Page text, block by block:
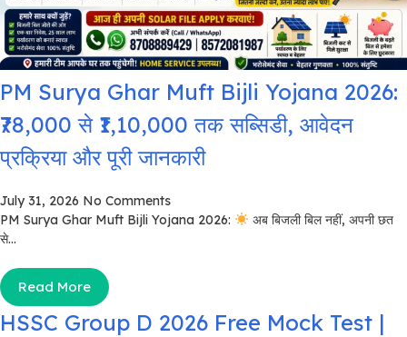
PM Surya Ghar Muft Bijli Yojana 2026:
₹78,000 से ₹1,10,000 तक सब्सिडी, आवेदन
प्रक्रिया और पूरी जानकारी
July 31, 2026 No Comments
PM Surya Ghar Muft Bijli Yojana 2026:
अब बिजली बिल नहीं, अपनी छत
से...
Read More
HSSC Group D 2026 Free Mock Test |